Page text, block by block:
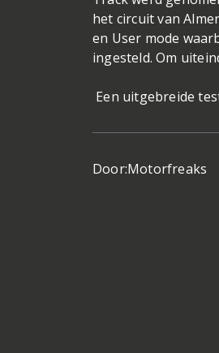
het circuit van
en User mode
ingesteld. Om
Een uitgebreide
Door:Motorfreaks